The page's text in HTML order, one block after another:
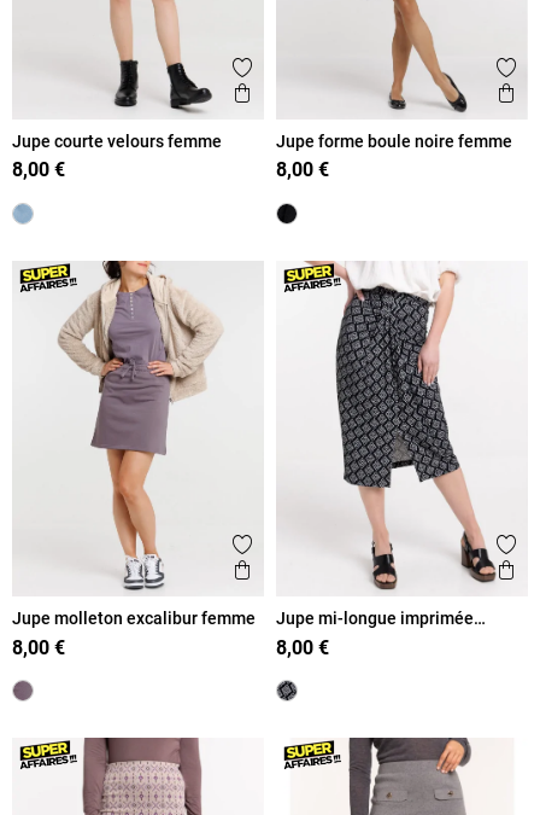
Ajouter aux favoris
Aperçu rapide
Jupe courte velours femme
8,00 €
Jupe forme boule noire femme
8,00 €
Ajouter aux favoris
Aperçu rapide
Jupe molleton excalibur femme
8,00 €
Jupe mi-longue imprimée
femme
8,00 €